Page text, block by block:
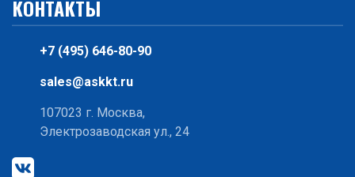
КОНТАКТЫ
+7 (495) 646-80-90
sales@askkt.ru
107023 г. Москва,
Электрозаводская ул., 24